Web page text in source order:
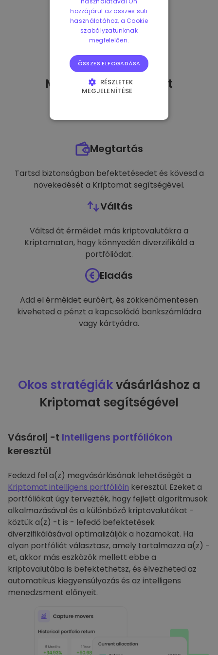
Mit tehetekmiután
-t
Megtartás
Tartsd biztonságban befektetésedet és kövesd a
növekedését a Kriptomat segítségével.
Váltás
Váltsd át érméidet más kriptovalutákra a
Kriptomaton, hogy könnyedén diverzifikáld a
portfóliódat.
Eladás
Add el érméidet euróért, és zökkenőmentesen
kiveheted a pénzt a kapcsolódó bankszámládra
vagy kártyádra.
Okos stratégiákvásárláshoz a
Kriptomat segítségével
Vásárolj -t Intelligens portfóliókon
keresztül
Fedezd fel a(z) megvásárlásának lehetőségét a
Kriptomat intelligens portfólióin keresztül. Ezeket a
portfóliókat úgy tervezték, hogy fejlett algoritmusok
alkalmazásával és a különböző kriptovalutákat -
köztük a(z) -t is - lefedő befektetések
diverzifikálásával optimalizálják a hozamokat. Ha
olyan portfóliót választasz, amely tartalmazza a(z) -
et, akkor más eszközök mellett ebbe a
kriptovalutába is befektethetsz, és élvezheted az
automatikus kiegyensúlyozás és az intelligens
menedzsment előnyeit.
hozzájárul az összes süti
használatához, a Cookie
szabályzatunknak
megfelelően.
ÖSSZES ELFOGADÁSA
RÉSZLETEK
MEGJELENÍTÉSE
CÉLZÁS
FUNKCIONALITÁS